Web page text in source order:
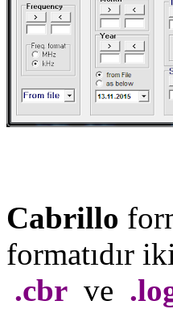
Cabrillo
formatıdır
.cbr ve